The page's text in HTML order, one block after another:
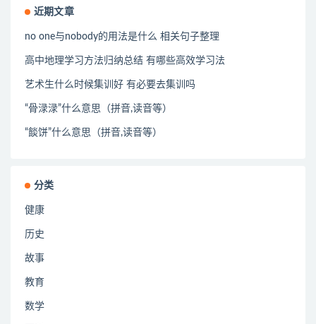
近期文章
no one与nobody的用法是什么 相关句子整理
高中地理学习方法归纳总结 有哪些高效学习法
艺术生什么时候集训好 有必要去集训吗
“骨渌渌”什么意思（拼音,读音等）
“餤饼”什么意思（拼音,读音等）
分类
健康
历史
故事
教育
数学